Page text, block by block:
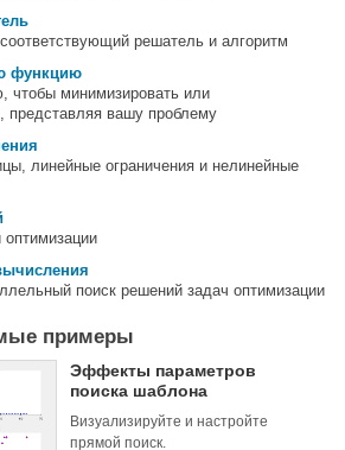
решатель и алгоритм
функцию
чтобы минимизировать или
представляя вашу проблему
линейные ограничения и нелинейные
оптимизации
поиск решений задач оптимизации
примеры
Эффекты параметров
поиска шаблона
Визуализируйте и настройте
прямой поиск.